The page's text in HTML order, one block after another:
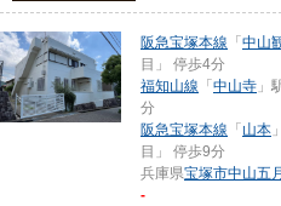
阪急宝塚本線 「 中山
目」 停歩4分
福知山線 「 中山寺 」
分
阪急宝塚本線 「 山本
目」 停歩9分
兵庫県宝塚市中山五
-